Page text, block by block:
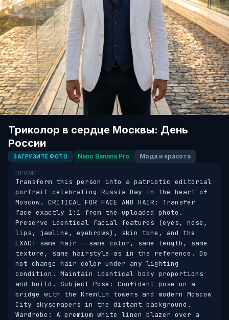
Триколор в сердце Москвы: День
России
ЗАГРУЗИТЕ ФОТО Nano Banana Pro Мода и красота
ПРОМТ
Transform this person into a patriotic editorial
portrait celebrating Russia Day in the heart of
Moscow. CRITICAL FOR FACE AND HAIR: Transfer
face exactly 1:1 from the uploaded photo.
Preserve identical facial features (eyes, nose,
lips, jawline, eyebrows), skin tone, and the
EXACT same hair — same color, same length, same
texture, same hairstyle as in the reference. Do
not change hair color under any lighting
condition. Maintain identical body proportions
and build. Subject Pose: Confident pose on a
bridge with the Kremlin towers and modern Moscow
City skyscrapers in the distant background.
Wardrobe: A premium white linen blazer over a